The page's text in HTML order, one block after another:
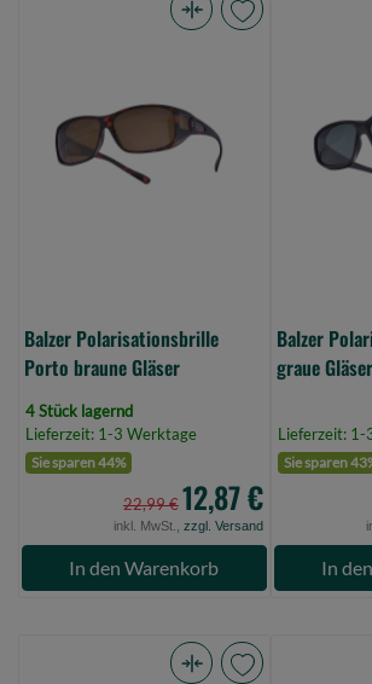
braune
Gläser
Balzer Polarisationsbrille
Porto braune Gläser
4 Stück lagernd
Lieferzeit: 1-3 Werktage
Sie sparen 44%
22,99 €12,87 €
inkl. MwSt., zzgl. Versand
In den Warenkorb
graue
Gläser
Balzer
graue Gläser
Lieferzeit: 1-
Sie sparen
In